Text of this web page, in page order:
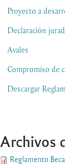
Proyecto a
Declaración
Avales
Compromiso de
Descargar
Archivos
Reglamento